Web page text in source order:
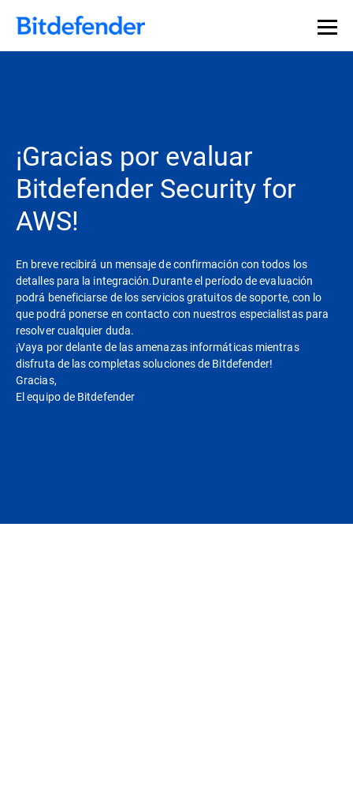
¡Gracias por evaluar
Bitdefender Security for
AWS!
En breve recibirá un mensaje de confirmación con todos los
detalles para la integración.Durante el período de evaluación
podrá beneficiarse de los servicios gratuitos de soporte, con lo
que podrá ponerse en contacto con nuestros especialistas para
resolver cualquier duda.
¡Vaya por delante de las amenazas informáticas mientras
disfruta de las completas soluciones de Bitdefender!
Gracias,
El equipo de Bitdefender